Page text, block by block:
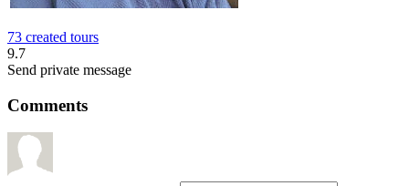
73 created tours
9.7
Send private message
Comments